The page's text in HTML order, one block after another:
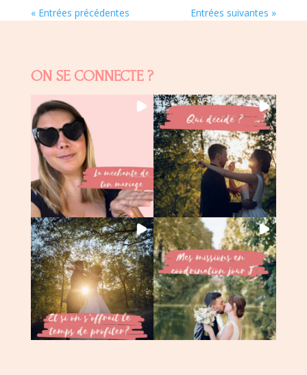
« Entrées précédentes Entrées suivantes »
ON SE CONNECTE ?